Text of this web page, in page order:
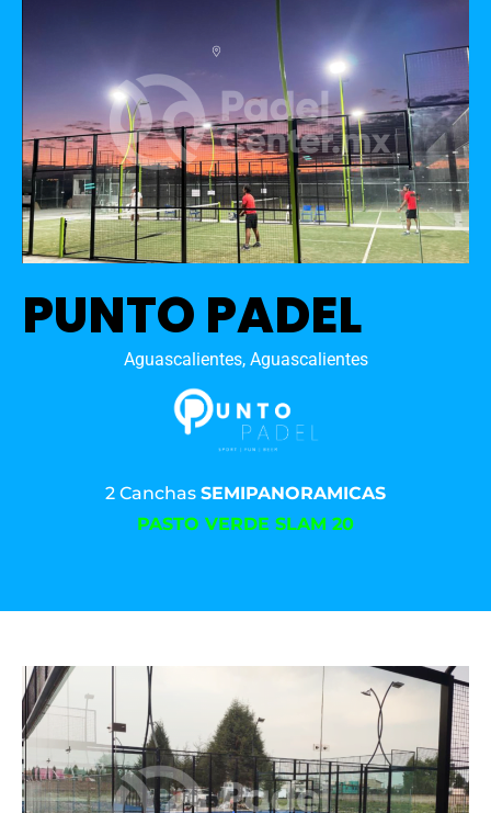
PUNTO PADEL
Aguascalientes, Aguascalientes
2 Canchas SEMIPANORAMICAS
PASTO VERDE SLAM 20